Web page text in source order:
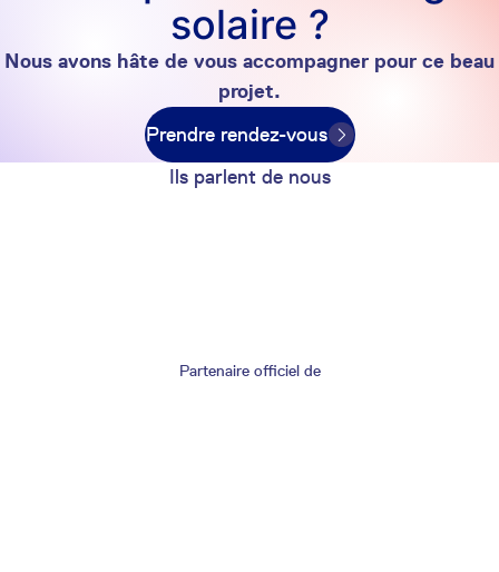
solaire ?
Nous avons hâte de vous accompagner pour ce beau
projet.
Prendre rendez-vous
Ils parlent de nous
Partenaire officiel de